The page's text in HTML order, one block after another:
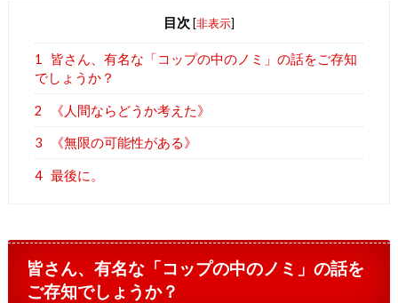
目次 [非表示]
1
皆さん、有名な「コップの中のノミ」の話をご存知
でしょうか？
2 《人間ならどうか考えた》
3 《無限の可能性がある》
4 最後に。
皆さん、有名な「コップの中のノミ」の話を
ご存知でしょうか？